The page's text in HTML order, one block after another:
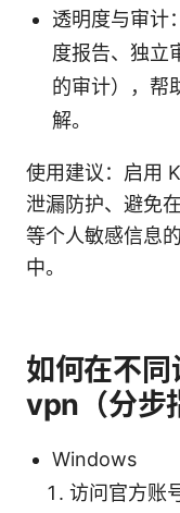
透明度与审计
度报告、独立
的审计），帮
解。
使用建议：启用
泄漏防护、避免
等个人敏感信息
中。
如何在不
vpn（分步
Windows
访问官方账